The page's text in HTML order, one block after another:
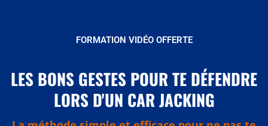
FORMATION VIDÉO OFFERTE
LES BONS GESTES POUR TE DÉFENDRE
LORS D'UN CAR JACKING